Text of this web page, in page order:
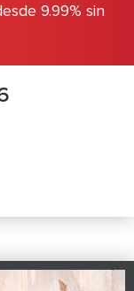
9.99% sin